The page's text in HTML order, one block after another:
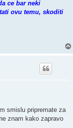
ce bar neki
ovu temu, skoditi
smislu pripremate za
znam kako zapravo